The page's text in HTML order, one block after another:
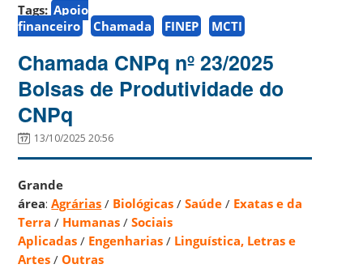
Tags: Apoio
financeiro
Chamada FINEP MCTI
Chamada CNPq nº 23/2025
Bolsas de Produtividade do
CNPq
13/10/2025 20:56
Grande
área:Agrárias / Biológicas /Saúde / Exatas e da
Terra / Humanas /Sociais
Aplicadas / Engenharias / Linguística, Letras e
Artes /Outras